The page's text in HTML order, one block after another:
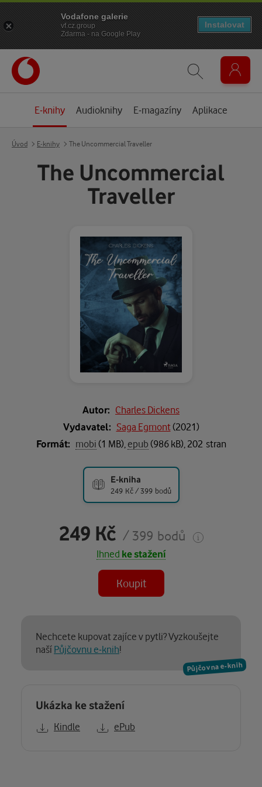
E-knihy Audioknihy E-magazíny Aplikace
Úvod E-knihy The Uncommercial Traveller
The Uncommercial
Traveller
Autor: Charles Dickens
Vydavatel: Saga Egmont(2021)
Formát: mobi(1 MB), epub(986 kB), 202 stran
E-kniha
249 Kč / 399 bodů
249 Kč / 399 bodů
Ihned ke stažení
Koupit
Půjčovna e-knih
Nechcete kupovat zajíce v pytli? Vyzkoušejte
našíPůjčovnu e-knih!
Ukázka ke stažení
Kindle ePub
Vodafone galerie
vf.cz.group
Zdarma - na Google Play
Instalovat